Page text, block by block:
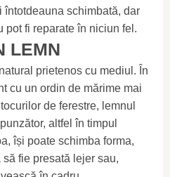
întotdeauna schimbată, dar
pot fi reparate în niciun fel.
LEMN
prietenos cu mediul. În
cu un ordin de mărime mai
de ferestre, lemnul
altfel în timpul
își poate schimba forma,
fie presată lejer sau,